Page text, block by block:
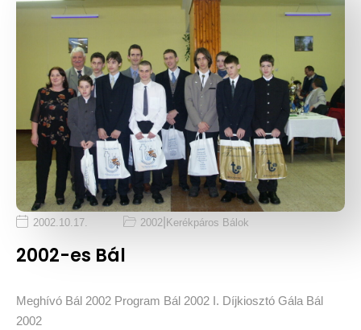
2002.10.17. 2002 Kerékpáros Bálok
2002-es Bál
Meghívó Bál 2002 Program Bál 2002 I. Díjkiosztó Gála Bál
2002